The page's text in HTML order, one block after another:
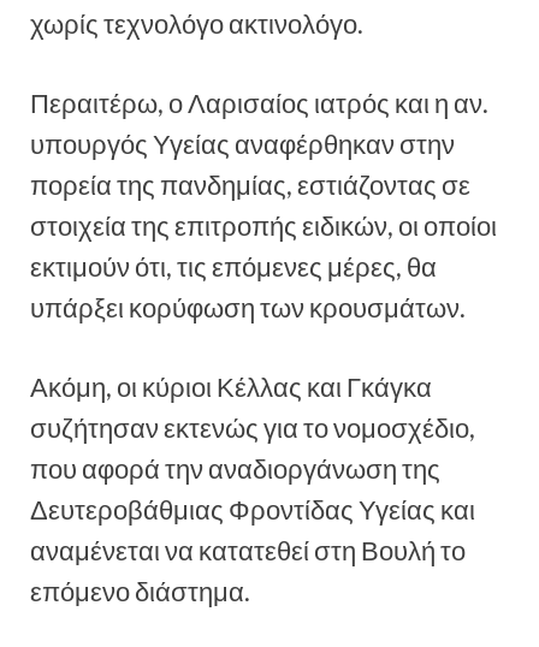
χωρίς τεχνολόγο ακτινολόγο.
Περαιτέρω, ο Λαρισαίος ιατρός και η αν.
υπουργός Υγείας αναφέρθηκαν στην
πορεία της πανδημίας, εστιάζοντας σε
στοιχεία της επιτροπής ειδικών, οι οποίοι
εκτιμούν ότι, τις επόμενες μέρες, θα
υπάρξει κορύφωση των κρουσμάτων.
Ακόμη, οι κύριοι Κέλλας και Γκάγκα
συζήτησαν εκτενώς για το νομοσχέδιο,
που αφορά την αναδιοργάνωση της
Δευτεροβάθμιας Φροντίδας Υγείας και
αναμένεται να κατατεθεί στη Βουλή το
επόμενο διάστημα.